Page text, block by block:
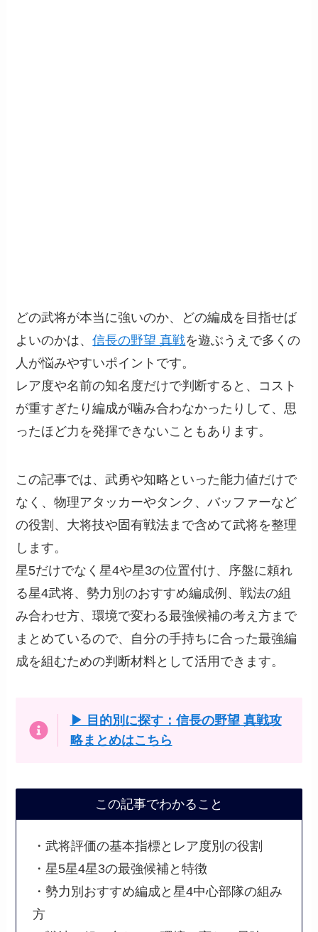
どの武将が本当に強いのか、どの編成を目指せば
よいのかは、信長の野望 真戦を遊ぶうえで多くの
人が悩みやすいポイントです。
レア度や名前の知名度だけで判断すると、コスト
が重すぎたり編成が噛み合わなかったりして、思
ったほど力を発揮できないこともあります。
この記事では、武勇や知略といった能力値だけで
なく、物理アタッカーやタンク、バッファーなど
の役割、大将技や固有戦法まで含めて武将を整理
します。
星5だけでなく星4や星3の位置付け、序盤に頼れ
る星4武将、勢力別のおすすめ編成例、戦法の組
み合わせ方、環境で変わる最強候補の考え方まで
まとめているので、自分の手持ちに合った最強編
成を組むための判断材料として活用できます。
▶ 目的別に探す：信長の野望 真戦攻
略まとめはこちら
この記事でわかること
・武将評価の基本指標とレア度別の役割
・星5星4星3の最強候補と特徴
・勢力別おすすめ編成と星4中心部隊の組み
方